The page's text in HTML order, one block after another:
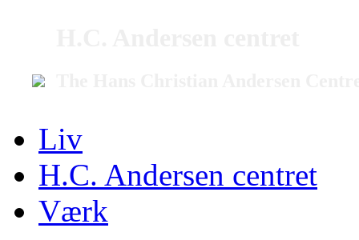
Liv
H.C. Andersen centret
Værk